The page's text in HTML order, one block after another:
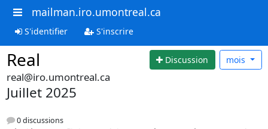
mailman.iro.umontreal.ca
S'identifier S'inscrire
Real Discussion mois
real@iro.umontreal.ca
Juillet 2025
0 discussions